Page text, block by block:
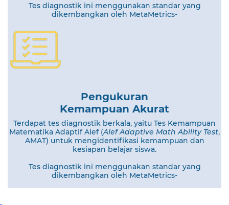
Tes diagnostik ini menggunakan standar yang
dikembangkan oleh MetaMetrics-
Pengukuran
Kemampuan Akurat
Terdapat tes diagnostik berkala, yaitu Tes Kemampuan
Matematika Adaptif Alef (Alef Adaptive Math Ability Test,
AMAT) untuk mengidentifikasi kemampuan dan
kesiapan belajar siswa.
Tes diagnostik ini menggunakan standar yang
dikembangkan oleh MetaMetrics-